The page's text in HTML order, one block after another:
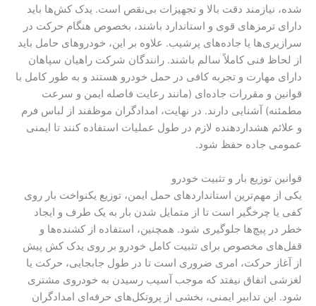
شده، نیازمند دقت بالا و تجهیزات بی‌نقص است. یدک کش‌ها باید
دارای ترمزهای قوی و استاندارد باشند، بخصوص هنگام حرکت در
سرازیری‌ها یا جاده‌های پرشیب. علاوه بر این، خودروهای حامل باید
از لحاظ فنی کاملاً سالم باشند. رانندگان شرکت راهیان سپاهان
دارای مهارت و تجربه کافی در حمل خودرو هستند و به طور کامل با
قوانین و مقررات جاده‌ای (مانند رعایت فاصله ایمن و سرعت
مطمئنه) آشنایی دارند. در نهایت، امدادگران موظفند از لباس فرم
و علائم هشداردهنده لازم در طول عملیات استفاده کنند تا ایمنی
عمومی جاده حفظ شود.
قوانین توزیع بار و تثبیت خودرو
یکی از مهم‌ترین استانداردهای حمل ایمن، توزیع یکنواخت بار روی
کفی یا چرخگیر است تا از متمایل شدن بار به یک طرف و ایجاد
خطر در پیچ‌ها جلوگیری شود. همچنین، استفاده از کشنده‌ها و
قفل‌های مخصوص برای تثبیت کامل خودرو بر روی یدک کش پیش
از آغاز حرکت، امری ضروری است تا در طول جابجایی، حرکت یا
لغزشی اتفاق نیفتد که موجب آسیب رسیدن به خودروی مشتری
شود. این تدابیر ایمنی، بخشی از پروتکل‌های حرفه‌ای امدادگران